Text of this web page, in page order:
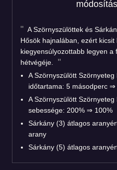
A Szörnyszülöttek és
Hősök hajnalában, ezért
kiegyensúlyozottabb legyen a
hétvégéje.
A Szörnyszülött
időtartama: 5 másodperc
A Szörnyszülött
sebessége: 200% ⇒ 100%
Sárkány (3) átlagos
arany
Sárkány (5) átlagos